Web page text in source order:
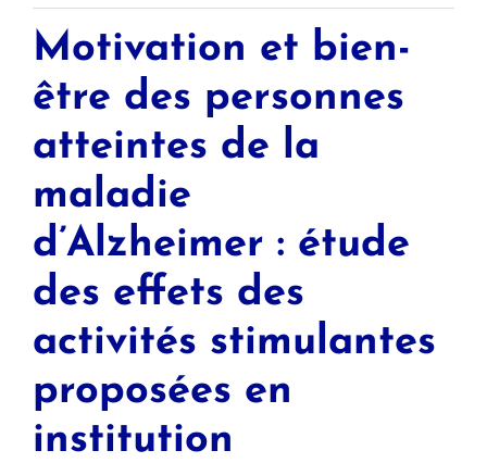
Motivation et bien-
être des personnes
atteintes de la
maladie
d’Alzheimer : étude
des effets des
activités stimulantes
proposées en
institution